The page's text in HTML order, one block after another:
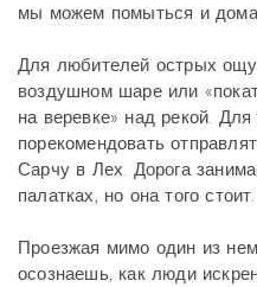
мы можем помыться и
Для любителей острых
воздушном шаре или
на веревке» над рекой.
порекомендовать
Сарчу в Лех. Дорога
палатках, но она того стоит.
Проезжая мимо один из
осознаешь, как люди